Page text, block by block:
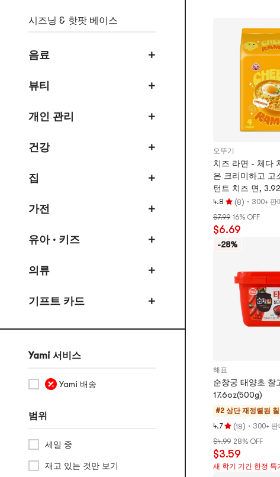
시즈닝 & 핫팟 베이스
디핑 소스 & 참깨류
매콤한 소스류
간장 & 굴 소스
칠리소스 & 된장
쿠킹와인 & 시즈닝
조미료 & 바베큐소스
쌀, 잡곡, 오일, 라면, 건제품들
국수 & 당면
밀가루 & 분말 믹스
고구마 국수 & 두부
대추 & 흰버섯 & 구기자 & 산사나
무
말린 목이버섯
음료
뷰티
개인 관리
건강
집
가전
유아 · 키즈
의류
기프트 카드
Yami 서비스
Yami 배송
범위
세일 중
재고 있는 것만 보기
오뚜기
치즈 라면 - 체다
은 크리미하고 고
턴트 치즈 면,
oz
4.8
평
점
4.8
개
(8) · 300+ 판
$7.99 16% OFF
$6.69
-28%
해표
순창궁 태양초 찰
17.6oz(500g)
#2 상단 재정렬됨
4.7
평
점
4.7
개
(18) · 300+ 판
$4.99 28% OFF
$3.59
새 학기 기간 한정 특